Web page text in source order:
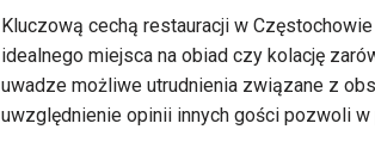
Kluczową cechą restauracji w
idealnego miejsca na obiad czy kolację
uwadze możliwe utrudnienia związane z
uwzględnienie opinii innych gości pozwoli